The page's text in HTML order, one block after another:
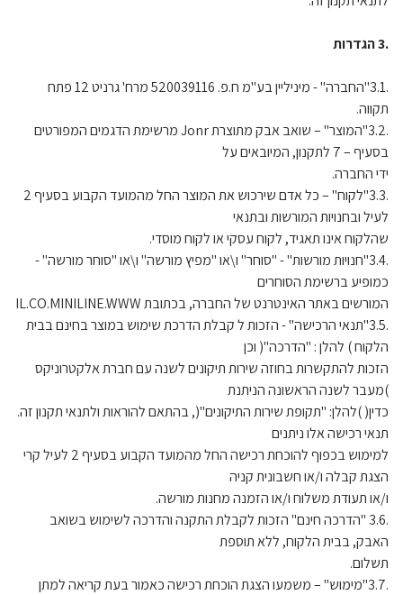
.3 הגדרות
.3.1"החברה" - מיניליין בע"מ ח.פ. 520039116 מרח' גרניט 12 פתח
תקווה.
.3.2"המוצר" – שואב אבק מתוצרת Jonr מרשימת הדגמים המפורטים
בסעיף – 7 לתקנון, המיובאים על
ידי החברה.
.3.3"לקוח" – כל אדם שירכוש את המוצר החל מהמועד הקבוע בסעיף 2
לעיל ובחנויות המורשות ובתנאי
שהלקוח אינו תאגיד, לקוח עסקי או לקוח מוסדי.
.3.4"חנויות מורשות" - "סוחר" ו\או "מפיץ מורשה" ו\או "סוחר מורשה" -
כמופיע ברשימת הסוחרים
המורשים באתר האינטרנט של החברה, בכתובת IL.CO.MINILINE.WWW
.3.5"תנאי הרכישה" - הזכות ל קבלת הדרכת שימוש במוצר בחינם בבית
הלקוח ) להלן : "הדרכה"( וכן
הזכות להתקשרות בחוזה שירות תיקונים לשנה עם חברת אלקטרוניקס
)מעבר לשנה הראשונה הניתנת
כדין( )להלן: "תקופת שירות התיקונים"(, בהתאם להוראות ולתנאי תקנון זה.
תנאי רכישה אלו ניתנים
למימוש בכפוף להוכחת רכישה החל מהמועד הקבוע בסעיף 2 לעיל קרי
הצגת קבלה ו/או חשבונית קניה
ו/או תעודת משלוח ו/או הזמנה מחנות מורשה.
.3.6 "הדרכה חינם" הזכות לקבלת התקנה והדרכה לשימוש בשואב
האבק, בבית הלקוח, ללא תוספת
תשלום.
.3.7"מימוש" – משמעו הצגת הוכחת רכישה כאמור בעת קריאה למתן